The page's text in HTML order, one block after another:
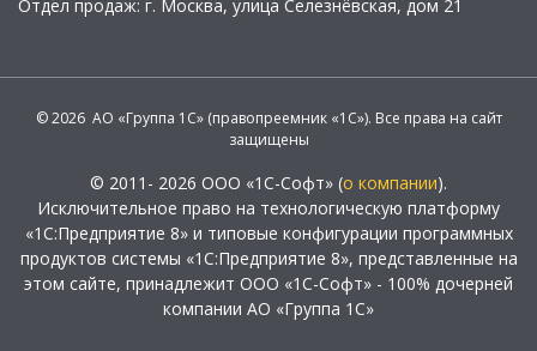
Отдел продаж: г. Москва, улица Селезнёвская, дом 21
© 2026 АО «Группа 1С» (правопреемник «1С»). Все права на сайт
защищены
© 2011- 2026 ООО «1С-Софт» (о компании).
Исключительное право на технологическую платформу
«1С:Предприятие 8» и типовые конфигурации программных
продуктов системы «1С:Предприятие 8», представленные на
этом сайте, принадлежит ООО «1С-Софт» - 100% дочерней
компании АО «Группа 1С»